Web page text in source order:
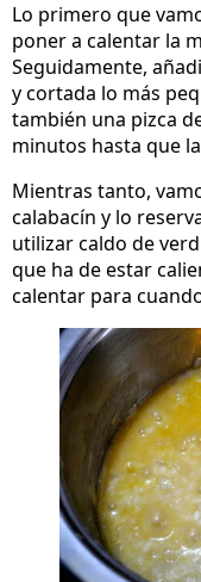
Lo primero que
poner a calentar la
Seguidamente,
y cortada lo más
también una pizca
minutos hasta que
Mientras tanto,
calabacín y lo
utilizar caldo de
que ha de estar
calentar para